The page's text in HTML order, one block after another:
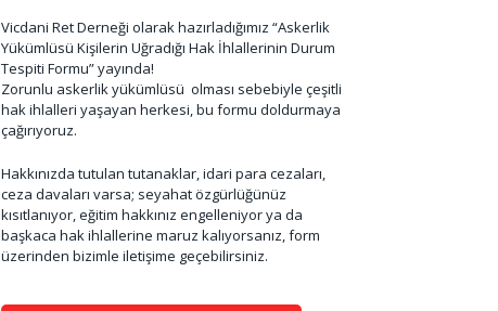
Vicdani Ret Derneği olarak hazırladığımız “Askerlik
Yükümlüsü Kişilerin Uğradığı Hak İhlallerinin Durum
Tespiti Formu” yayında!
Zorunlu askerlik yükümlüsü olması sebebiyle çeşitli
hak ihlalleri yaşayan herkesi, bu formu doldurmaya
çağırıyoruz.
Hakkınızda tutulan tutanaklar, idari para cezaları,
ceza davaları varsa; seyahat özgürlüğünüz
kısıtlanıyor, eğitim hakkınız engelleniyor ya da
başkaca hak ihlallerine maruz kalıyorsanız, form
üzerinden bizimle iletişime geçebilirsiniz.